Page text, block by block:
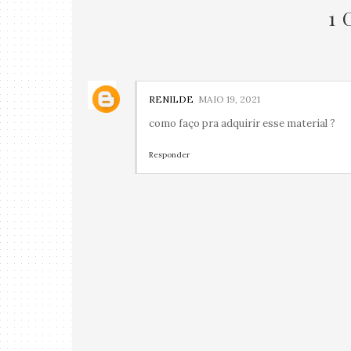
1
RENILDE MAIO 19, 2021
como faço pra adquirir esse material ?
Responder